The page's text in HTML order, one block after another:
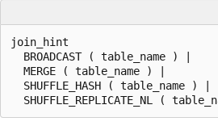
join_hint
  BROADCAST ( table_name ) |
  MERGE ( table_name ) |
  SHUFFLE_HASH ( table_name ) |